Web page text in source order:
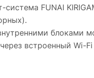
система FUNAI
блоками
встроенный Wi-